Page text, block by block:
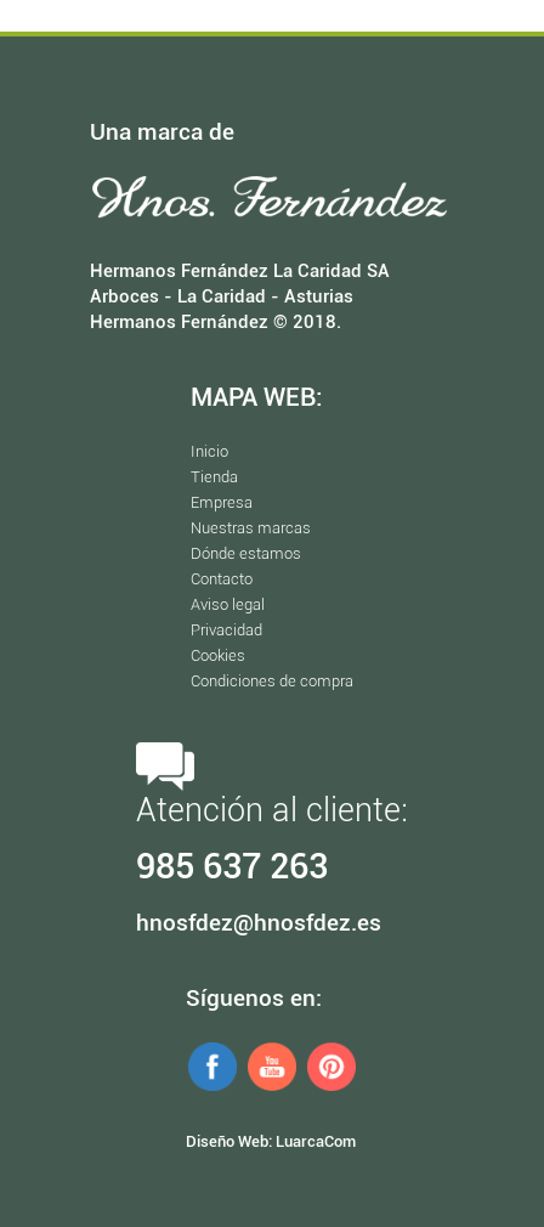
Una marca de
Hermanos Fernández La Caridad SA
Arboces - La Caridad - Asturias
Hermanos Fernández © 2018.
MAPA WEB:
Inicio
Tienda
Empresa
Nuestras marcas
Dónde estamos
Contacto
Aviso legal
Privacidad
Cookies
Condiciones de compra
Atención al cliente:
985 637 263
hnosfdez@hnosfdez.es
Síguenos en:
Diseño Web: LuarcaCom